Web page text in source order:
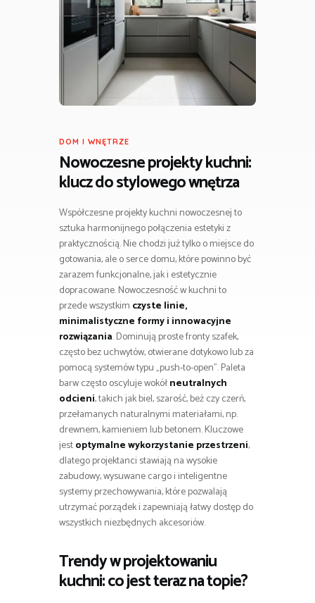
DOM I WNĘTRZE
Nowoczesne projekty kuchni:
klucz do stylowego wnętrza
Współczesne projekty kuchni nowoczesnej to
sztuka harmonijnego połączenia estetyki z
praktycznością. Nie chodzi już tylko o miejsce do
gotowania, ale o serce domu, które powinno być
zarazem funkcjonalne, jak i estetycznie
dopracowane. Nowoczesność w kuchni to
przede wszystkim czyste linie,
minimalistyczne formy i innowacyjne
rozwiązania. Dominują proste fronty szafek,
często bez uchwytów, otwierane dotykowo lub za
pomocą systemów typu „push-to-open”. Paleta
barw często oscyluje wokółneutralnych
odcieni, takich jak biel, szarość, beż czy czerń,
przełamanych naturalnymi materiałami, np.
drewnem, kamieniem lub betonem. Kluczowe
jestoptymalne wykorzystanie przestrzeni,
dlatego projektanci stawiają na wysokie
zabudowy, wysuwane cargo i inteligentne
systemy przechowywania, które pozwalają
utrzymać porządek i zapewniają łatwy dostęp do
wszystkich niezbędnych akcesoriów.
Trendy w projektowaniu
kuchni: co jest teraz na topie?